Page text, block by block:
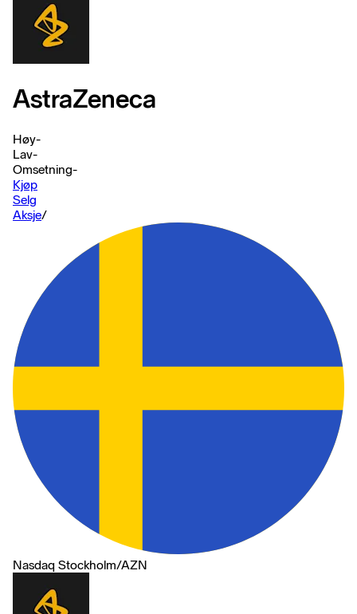
AstraZeneca
Høy-
Lav-
Omsetning-
Kjøp
Selg
Aksje/
Nasdaq Stockholm/AZN